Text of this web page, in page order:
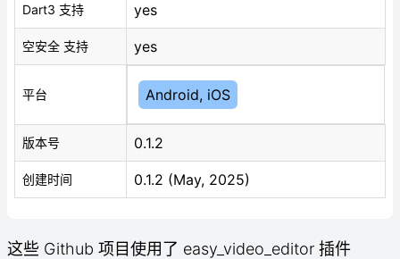
Dart3 支持 yes
空安全 支持 yes
平台 Android, iOS
版本号 0.1.2
创建时间 0.1.2 (May, 2025)
这些 Github 项目使用了 easy_video_editor 插件